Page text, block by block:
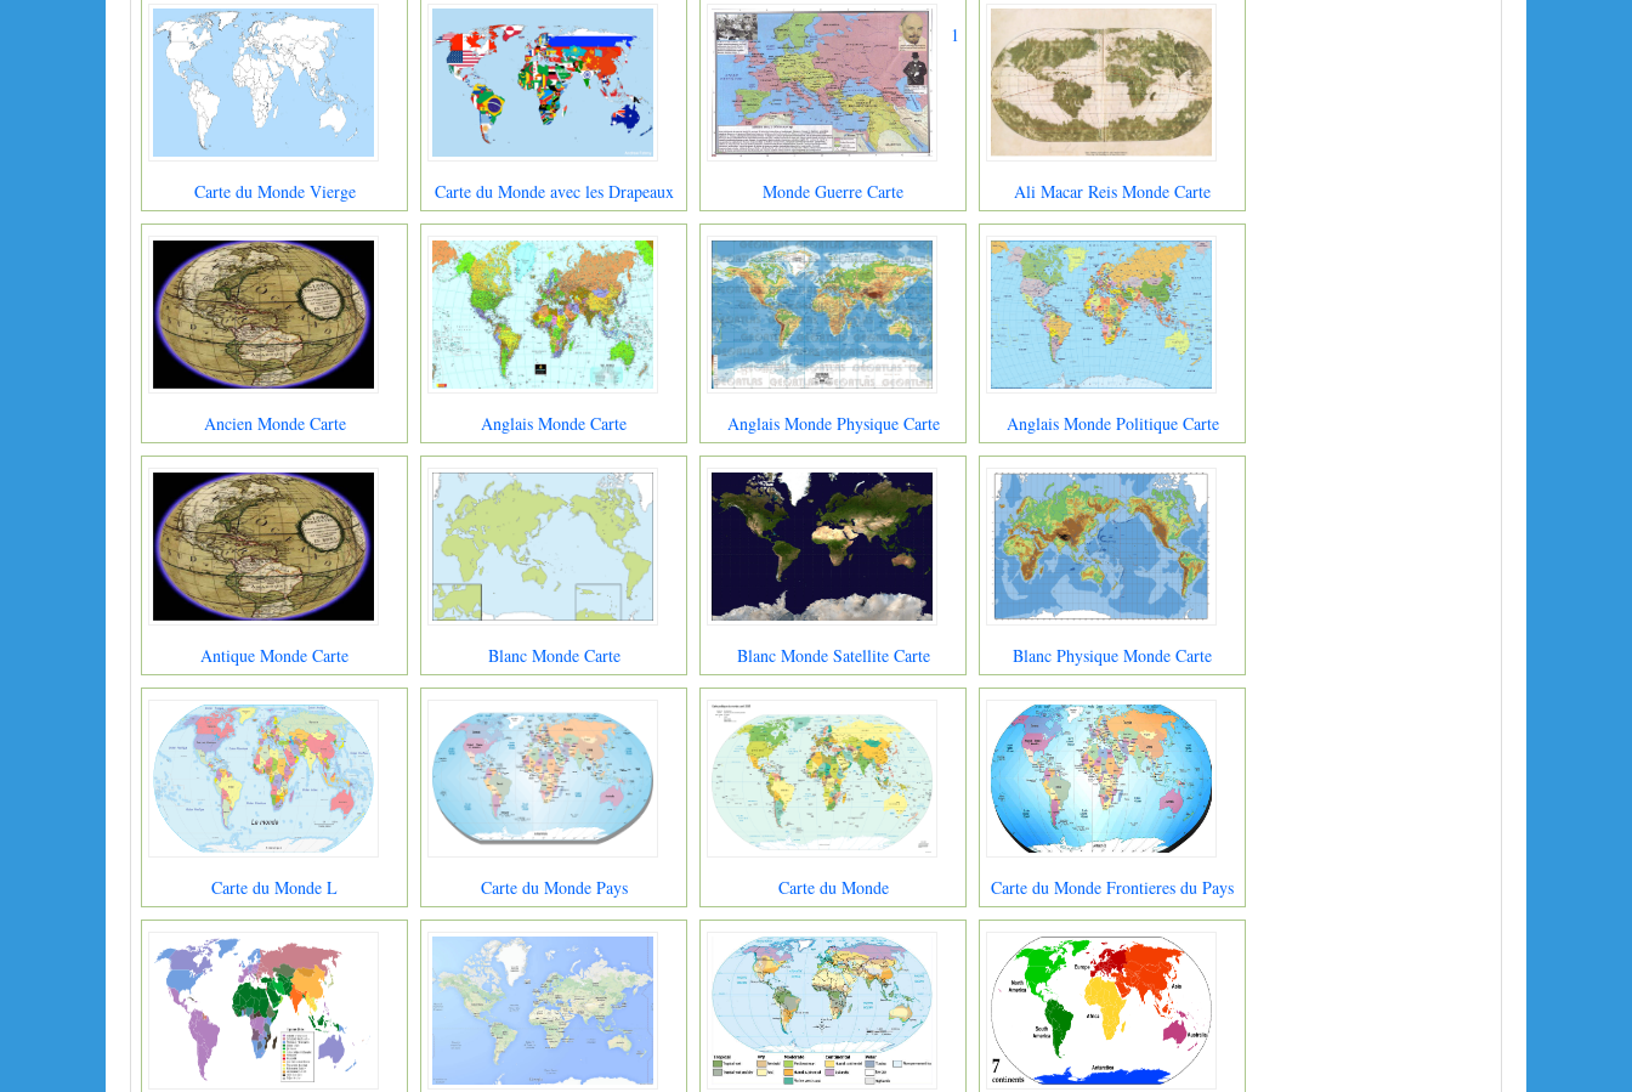
Carte du Monde Vierge Carte du Monde avec les Drapeaux
1
Monde Guerre Carte Ali Macar Reis Monde Carte
Ancien Monde Carte Anglais Monde Carte Anglais Monde Physique Carte Anglais Monde Politique Carte
Antique Monde Carte Blanc Monde Carte Blanc Monde Satellite Carte Blanc Physique Monde Carte
Carte du Monde L Carte du Monde Pays Carte du Monde Carte du Monde Frontieres du Pays